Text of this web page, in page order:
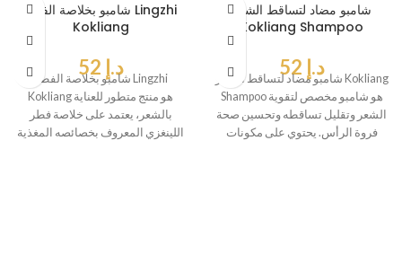
شامبو بخلاصة الفطر Lingzhi
Kokliang
د.إ
شامبو بخلاصة الفطر Lingzhi
Kokliang هو منتج متطور للعناية
بالشعر، يعتمد على خلاصة فطر
اللينغزي المعروف بخصائصه المغذية
شامبو مضاد لتساقط الشعر
Kokliang Shampoo
د.إ
شامبو مضاد لتساقط الشعر Kokliang
Shampoo هو شامبو مخصص لتقوية
الشعر وتقليل تساقطه وتحسين صحة
فروة الرأس. يحتوي على مكونات